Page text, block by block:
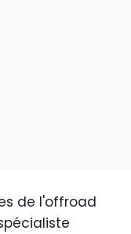
de l'offroad